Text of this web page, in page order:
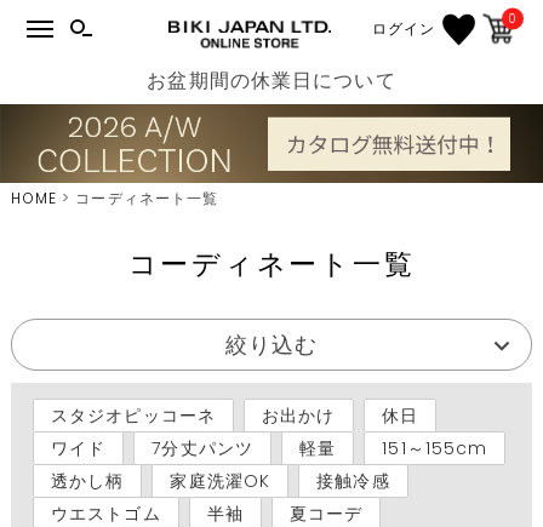
ログイン 0
お盆期間の休業日について
HOME コーディネート一覧
コーディネート一覧
絞り込む
スタジオピッコーネ お出かけ
休日
ワイド
7分丈パンツ 軽量
151～155cm
透かし柄
家庭洗濯OK
接触冷感
ウエストゴム
半袖 夏コーデ